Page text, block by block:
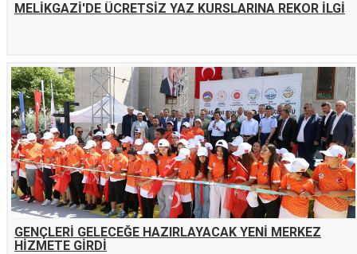
MELİKGAZİ'DE ÜCRETSİZ YAZ KURSLARINA REKOR İLGİ
GENÇLERİ GELECEĞE HAZIRLAYACAK YENİ MERKEZ
HİZMETE GİRDİ